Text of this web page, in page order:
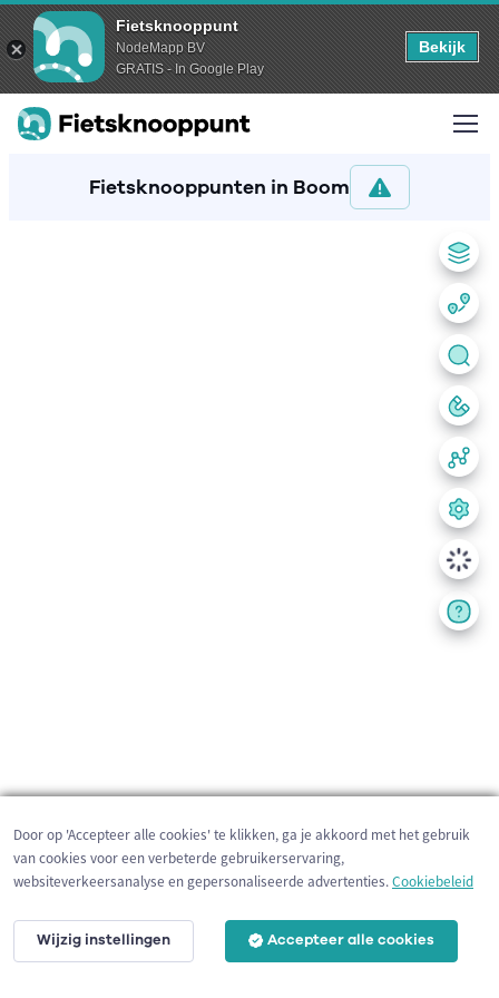
Fietsknooppunt
NodeMapp BV
GRATIS - In Google Play
Bekijk
Fietsknooppunten in Boom
500 m
Door op 'Accepteer alle cookies' te klikken, ga je akkoord met het gebruik
van cookies voor een verbeterde gebruikerservaring,
websiteverkeersanalyse en gepersonaliseerde advertenties.Cookiebeleid
Wijzig instellingen Accepteer alle cookies